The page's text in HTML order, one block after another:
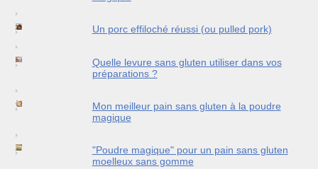
Un porc effiloché réussi (ou pulled pork)
Quelle levure sans gluten utiliser dans vos
préparations ?
Mon meilleur pain sans gluten à la poudre
magique
"Poudre magique" pour un pain sans gluten
moelleux sans gomme